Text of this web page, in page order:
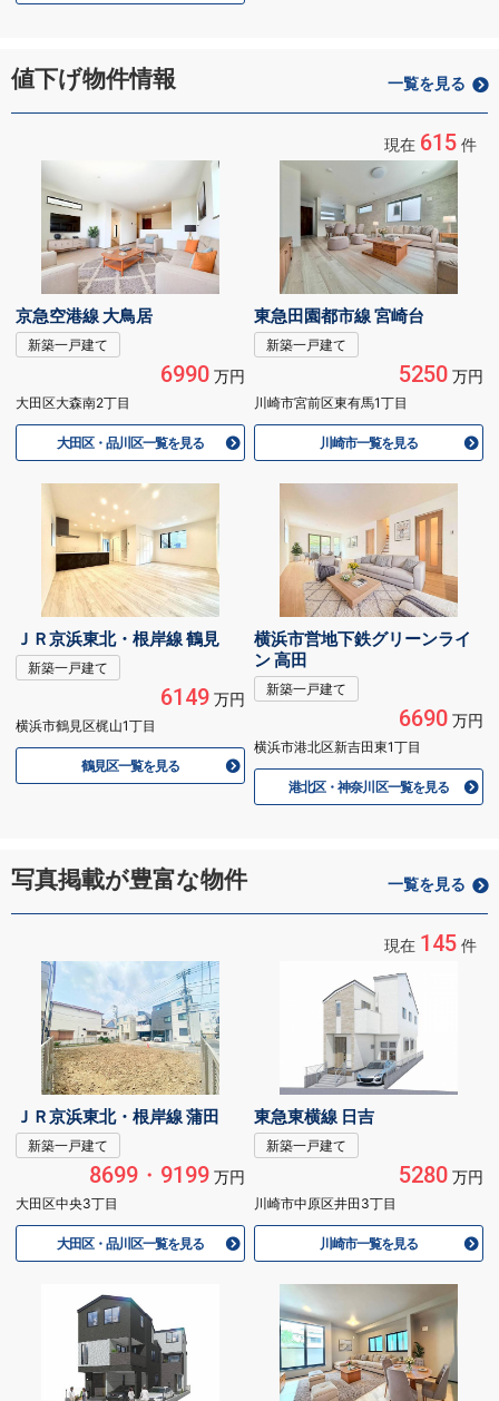
値下げ物件情報 一覧を見る
現在 615 件
京急空港線 大鳥居
新築一戸建て
6990万円
大田区大森南2丁目
大田区・品川区一覧を見る
東急田園都市線 宮崎台
新築一戸建て
5250万円
川崎市宮前区東有馬1丁目
川崎市一覧を見る
ＪＲ京浜東北・根岸線 鶴見
新築一戸建て
6149万円
横浜市鶴見区梶山1丁目
鶴見区一覧を見る
横浜市営地下鉄グリーンライ
ン 高田
新築一戸建て
6690万円
横浜市港北区新吉田東1丁目
港北区・神奈川区一覧を見る
写真掲載が豊富な物件 一覧を見る
現在 145 件
ＪＲ京浜東北・根岸線 蒲田
新築一戸建て
8699・9199万円
大田区中央3丁目
大田区・品川区一覧を見る
東急東横線 日吉
新築一戸建て
5280万円
川崎市中原区井田3丁目
川崎市一覧を見る